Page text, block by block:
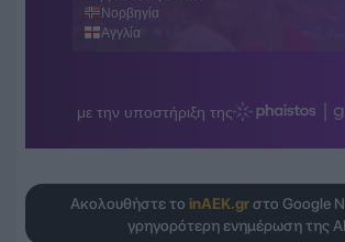
Ακολουθήστε το inAEK.grστο Google
γρηγορότερη ενημέρωση της